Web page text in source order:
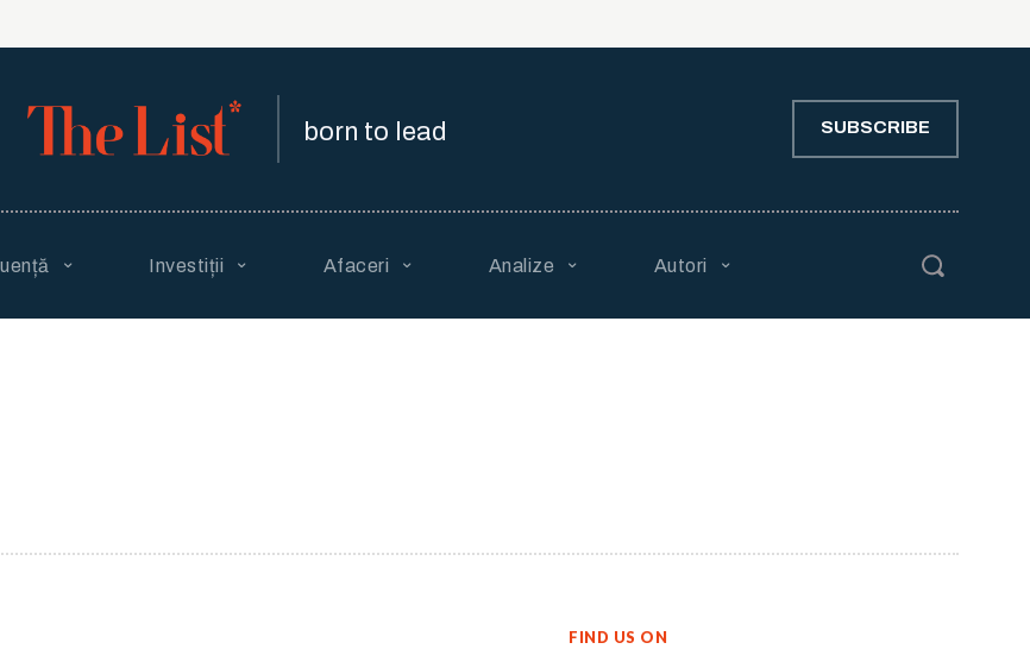
born to lead SUBSCRIBE
Investiții Afaceri Analize Autori
FIND US ON